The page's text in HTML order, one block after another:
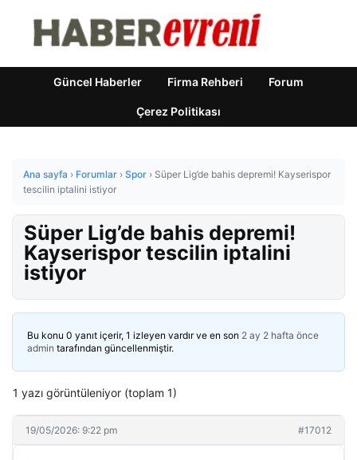
Güncel Haberler Firma Rehberi Forum
Çerez Politikası
Ana sayfa › Forumlar › Spor › Süper Lig’de bahis depremi! Kayserispor
tescilin iptalini istiyor
Süper Lig’de bahis depremi!
Kayserispor tescilin iptalini
istiyor
Bu konu 0 yanıt içerir, 1 izleyen vardır ve en son 2 ay 2 hafta önce
admin tarafından güncellenmiştir.
1 yazı görüntüleniyor (toplam 1)
19/05/2026: 9:22 pm #17012